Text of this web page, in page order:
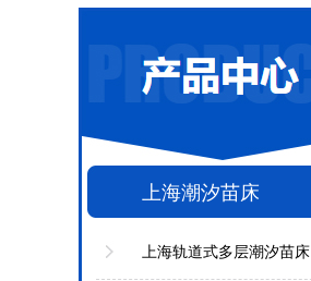
上海潮汐苗床
上海轨道式多层潮汐苗床